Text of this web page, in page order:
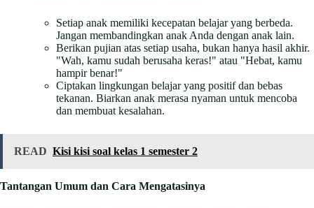
Setiap anak memiliki kecepatan belajar yang berbeda.
Jangan membandingkan anak Anda dengan anak lain.
Berikan pujian atas setiap usaha, bukan hanya hasil akhir.
"Wah, kamu sudah berusaha keras!" atau "Hebat, kamu
hampir benar!"
Ciptakan lingkungan belajar yang positif dan bebas
tekanan. Biarkan anak merasa nyaman untuk mencoba
dan membuat kesalahan.
READ Kisi kisi soal kelas 1 semester 2
Tantangan Umum dan Cara Mengatasinya